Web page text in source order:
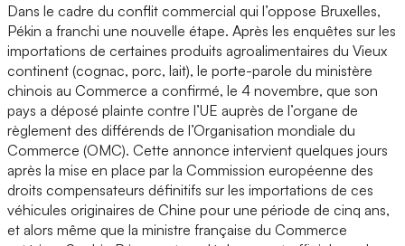
Dans le cadre du conflit commercial qui l’oppose Bruxelles,
Pékin a franchi une nouvelle étape. Après les enquêtes sur les
importations de certaines produits agroalimentaires du Vieux
continent (cognac, porc, lait), le porte-parole du ministère
chinois au Commerce a confirmé, le 4 novembre, que son
pays a déposé plainte contre l’UE auprès de l’organe de
règlement des différends de l’Organisation mondiale du
Commerce (OMC). Cette annonce intervient quelques jours
après la mise en place par la Commission européenne des
droits compensateurs définitifs sur les importations de ces
véhicules originaires de Chine pour une période de cinq ans,
et alors même que la ministre française du Commerce